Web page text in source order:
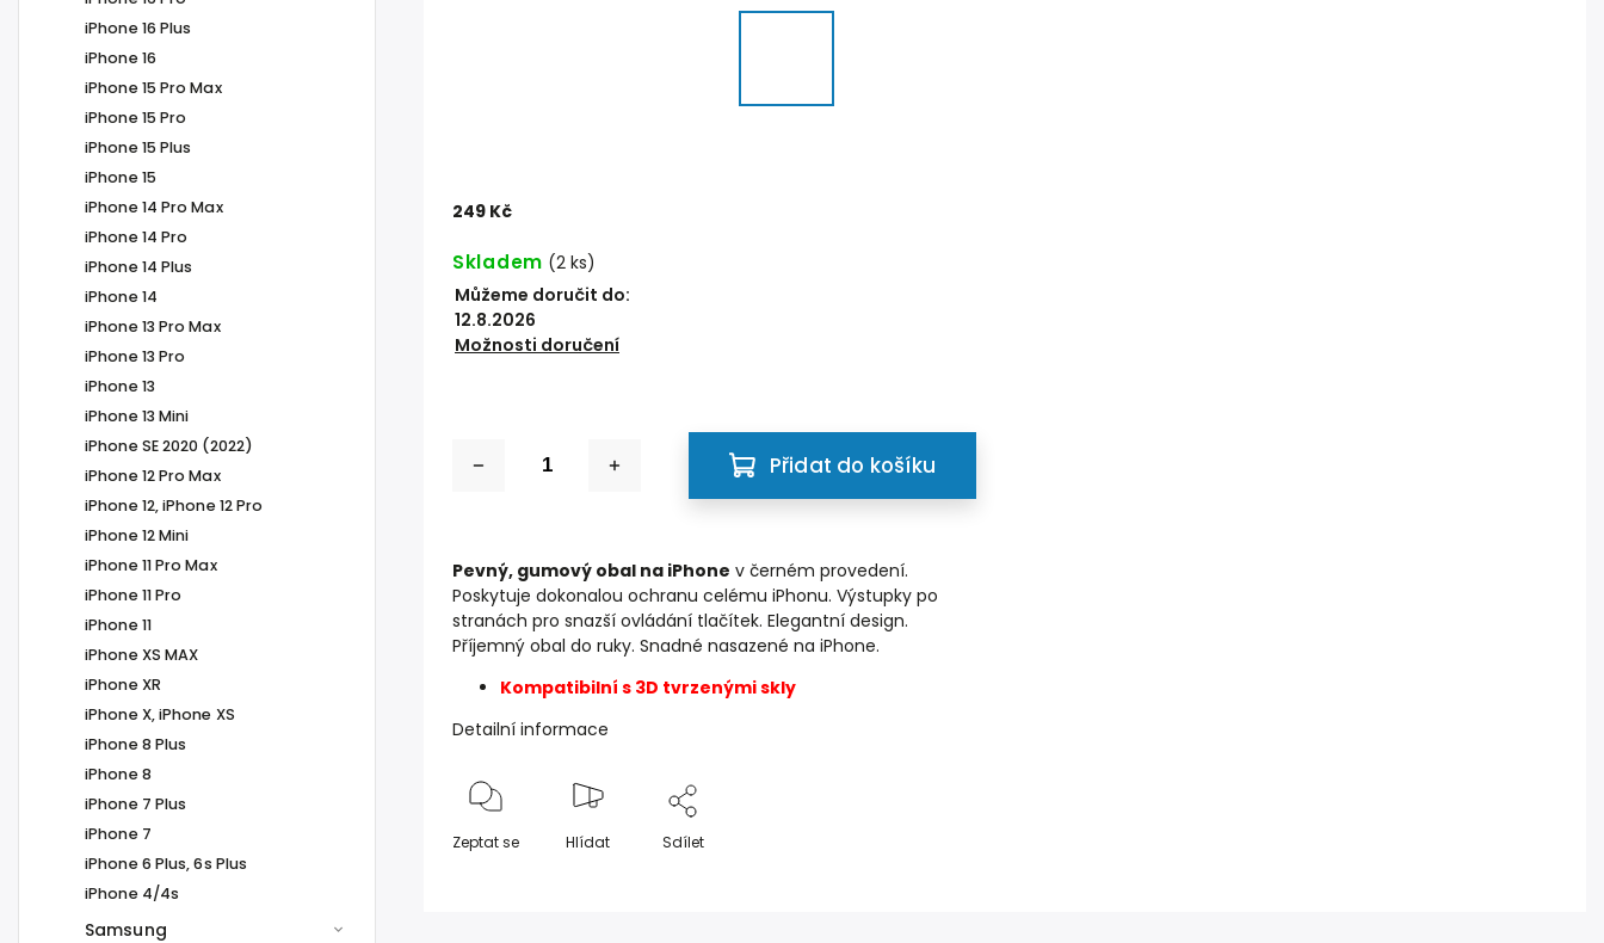
iPhone 16 Plus
iPhone 16
iPhone 15 Pro Max
iPhone 15 Pro
iPhone 15 Plus
iPhone 15
iPhone 14 Pro Max
iPhone 14 Pro
iPhone 14 Plus
iPhone 14
iPhone 13 Pro Max
iPhone 13 Pro
iPhone 13
iPhone 13 Mini
iPhone SE 2020 (2022)
iPhone 12 Pro Max
iPhone 12, iPhone 12 Pro
iPhone 12 Mini
iPhone 11 Pro Max
iPhone 11 Pro
iPhone 11
iPhone XS MAX
iPhone XR
iPhone X, iPhone XS
iPhone 8 Plus
iPhone 8
iPhone 7 Plus
iPhone 7
iPhone 6 Plus, 6s Plus
iPhone 4/4s
Samsung
249 Kč
Skladem (2 ks)
Můžeme doručit do:
12.8.2026
Možnosti doručení
Přidat do košíku
Pevný, gumový obal na iPhone v černém provedení.
Poskytuje dokonalou ochranu celému iPhonu. Výstupky po
stranách pro snazší ovládání tlačítek. Elegantní design.
Příjemný obal do ruky. Snadné nasazené na iPhone.
Kompatibilní s 3D tvrzenými skly
Detailní informace
Zeptat se Hlídat Sdílet